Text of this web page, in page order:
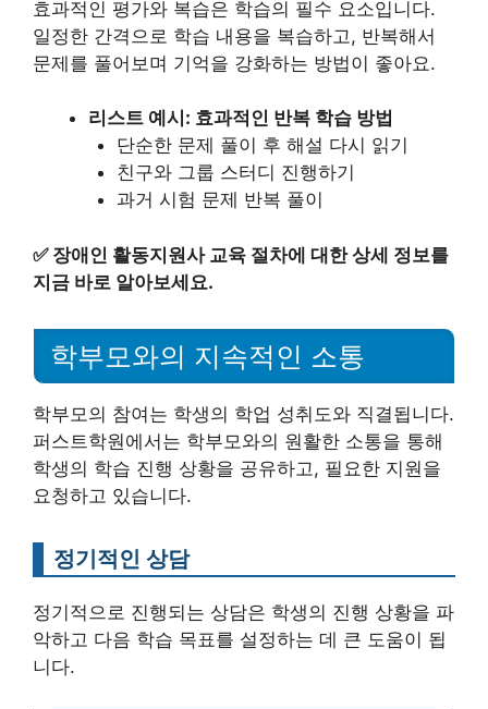
효과적인 평가와 복습은 학습의 필수 요소입니다.
일정한 간격으로 학습 내용을 복습하고, 반복해서
문제를 풀어보며 기억을 강화하는 방법이 좋아요.
리스트 예시: 효과적인 반복 학습 방법
단순한 문제 풀이 후 해설 다시 읽기
친구와 그룹 스터디 진행하기
과거 시험 문제 반복 풀이
✅ 장애인 활동지원사 교육 절차에 대한 상세 정보를
지금 바로 알아보세요.
학부모와의 지속적인 소통
학부모의 참여는 학생의 학업 성취도와 직결됩니다.
퍼스트학원에서는 학부모와의 원활한 소통을 통해
학생의 학습 진행 상황을 공유하고, 필요한 지원을
요청하고 있습니다.
정기적인 상담
정기적으로 진행되는 상담은 학생의 진행 상황을 파
악하고 다음 학습 목표를 설정하는 데 큰 도움이 됩
니다.